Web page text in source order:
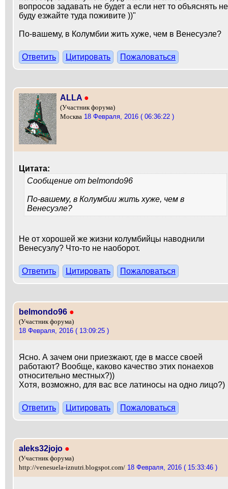
вопросов задавать не будет а если нет то объяснять не
буду езжайте туда поживите ))"
По-вашему, в Колумбии жить хуже, чем в Венесуэле?
Ответить Цитировать Пожаловаться
ALLA ●
(Участник форума)
Москва 18 Февраля, 2016 ( 06:36:22 )
Цитата:
Сообщение от belmondo96
По-вашему, в Колумбии жить хуже, чем в
Венесуэле?
Не от хорошей же жизни колумбийцы наводнили
Венесуэлу? Что-то не наоборот.
Ответить Цитировать Пожаловаться
belmondo96 ●
(Участник форума)
18 Февраля, 2016 ( 13:09:25 )
Ясно. А зачем они приезжают, где в массе своей
работают? Вообще, каково качество этих понаехов
относительно местных?))
Хотя, возможно, для вас все латиносы на одно лицо?)
Ответить Цитировать Пожаловаться
aleks32jojo ●
(Участник форума)
http://venesuela-iznutri.blogspot.com/ 18 Февраля, 2016 ( 15:33:46 )